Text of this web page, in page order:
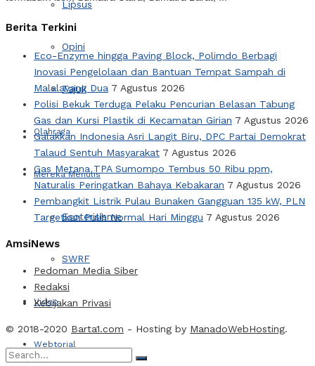
Lipsus
Opini
Tajuk
Olahraga
Mereka Menulis
Esoterisisme
SWRF
Video
Webtorial
Berita Terkini
Eco-Enzyme hingga Paving Block, Polimdo Berbagi
Inovasi Pengelolaan dan Bantuan Tempat Sampah di
Malalayang Dua 7 Agustus 2026
Polisi Bekuk Terduga Pelaku Pencurian Belasan Tabung
Gas dan Kursi Plastik di Kecamatan Girian 7 Agustus 2026
Galakkan Indonesia Asri Langit Biru, DPC Partai Demokrat
Talaud Sentuh Masyarakat 7 Agustus 2026
Gas Metana TPA Sumompo Tembus 50 Ribu ppm,
Naturalis Peringatkan Bahaya Kebakaran 7 Agustus 2026
Pembangkit Listrik Pulau Bunaken Gangguan 135 kW, PLN
Targetkan Pulih Normal Hari Minggu 7 Agustus 2026
AmsiNews
Pedoman Media Siber
Redaksi
Kebijakan Privasi
© 2018-2020 Barta1.com - Hosting by ManadoWebHosting.